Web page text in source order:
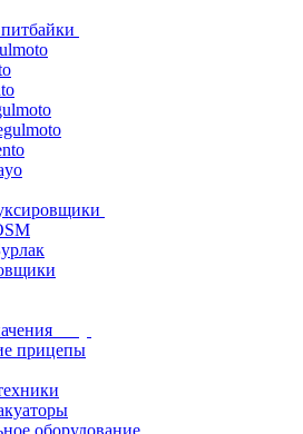
прицепы
оборудование